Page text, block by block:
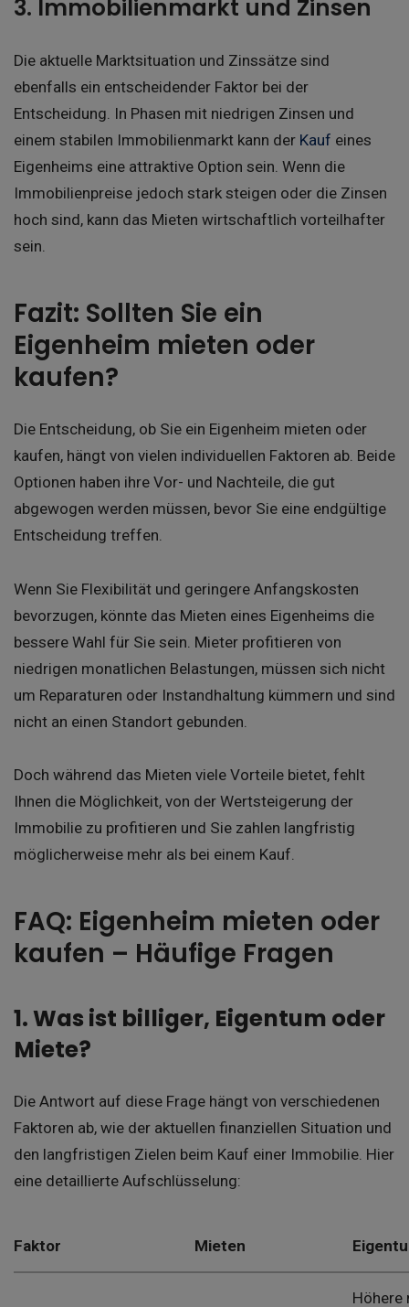
3. Immobilienmarkt und Zinsen
Die aktuelle Marktsituation und Zinssätze sind
ebenfalls ein entscheidender Faktor bei der
Entscheidung. In Phasen mit niedrigen Zinsen und
einem stabilen Immobilienmarkt kann der Kauf eines
Eigenheims eine attraktive Option sein. Wenn die
Immobilienpreise jedoch stark steigen oder die Zinsen
hoch sind, kann das Mieten wirtschaftlich vorteilhafter
sein.
Fazit: Sollten Sie ein
Eigenheim mieten oder
kaufen?
Die Entscheidung, ob Sie ein Eigenheim mieten oder
kaufen, hängt von vielen individuellen Faktoren ab. Beide
Optionen haben ihre Vor- und Nachteile, die gut
abgewogen werden müssen, bevor Sie eine endgültige
Entscheidung treffen.
Wenn Sie Flexibilität und geringere Anfangskosten
bevorzugen, könnte das Mieten eines Eigenheims die
bessere Wahl für Sie sein. Mieter profitieren von
niedrigen monatlichen Belastungen, müssen sich nicht
um Reparaturen oder Instandhaltung kümmern und sind
nicht an einen Standort gebunden.
Doch während das Mieten viele Vorteile bietet, fehlt
Ihnen die Möglichkeit, von der Wertsteigerung der
Immobilie zu profitieren und Sie zahlen langfristig
möglicherweise mehr als bei einem Kauf.
FAQ: Eigenheim mieten oder
kaufen – Häufige Fragen
1. Was ist billiger, Eigentum oder
Miete?
Die Antwort auf diese Frage hängt von verschiedenen
Faktoren ab, wie der aktuellen finanziellen Situation und
den langfristigen Zielen beim Kauf einer Immobilie. Hier
eine detaillierte Aufschlüsselung:
Faktor Mieten
Höhere